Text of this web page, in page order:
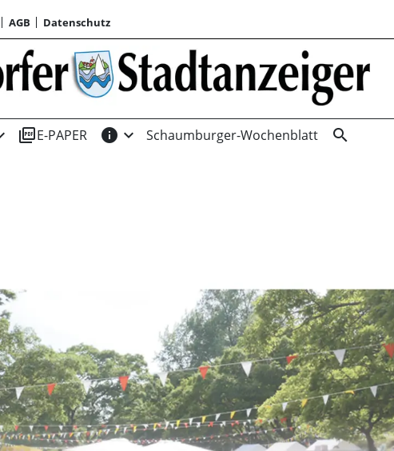
AGB Datenschutz
picture_as_pdfE-PAPER info expand_more Schaumburger-Wochenblatt search